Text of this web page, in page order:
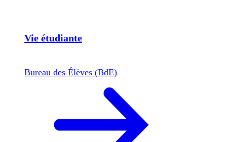
Vie étudiante
Bureau des Élèves (BdE)